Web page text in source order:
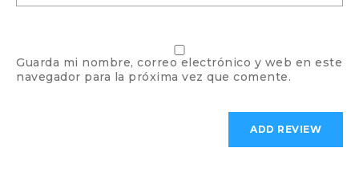
Guarda mi nombre, correo electrónico y web en este
navegador para la próxima vez que comente.